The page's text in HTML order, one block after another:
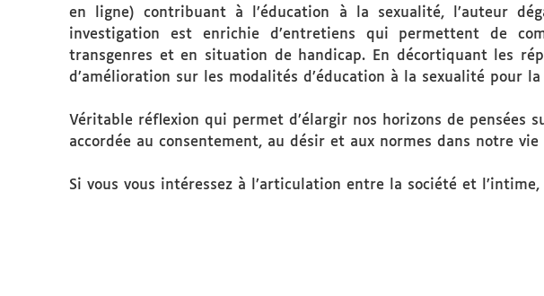
en ligne) contribuant à l’éducation à la sexualité, l’auteur
investigation est enrichie d’entretiens qui permettent de
transgenres et en situation de handicap. En décortiquant les
d’amélioration sur les modalités d’éducation à la sexualité pour
Véritable réflexion qui permet d’élargir nos horizons de pensées
accordée au consentement, au désir et aux normes dans notre
Si vous vous intéressez à l’articulation entre la société et